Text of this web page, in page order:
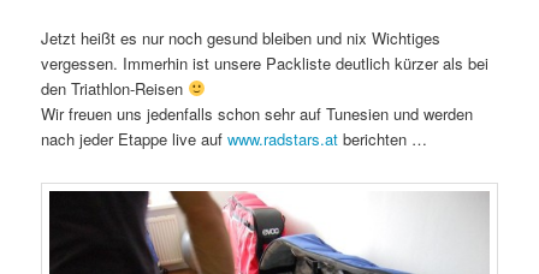
Jetzt heißt es nur noch gesund bleiben und nix Wichtiges
vergessen. Immerhin ist unsere Packliste deutlich kürzer als bei
den Triathlon-Reisen
Wir freuen uns jedenfalls schon sehr auf Tunesien und werden
nach jeder Etappe live aufwww.radstars.at berichten …